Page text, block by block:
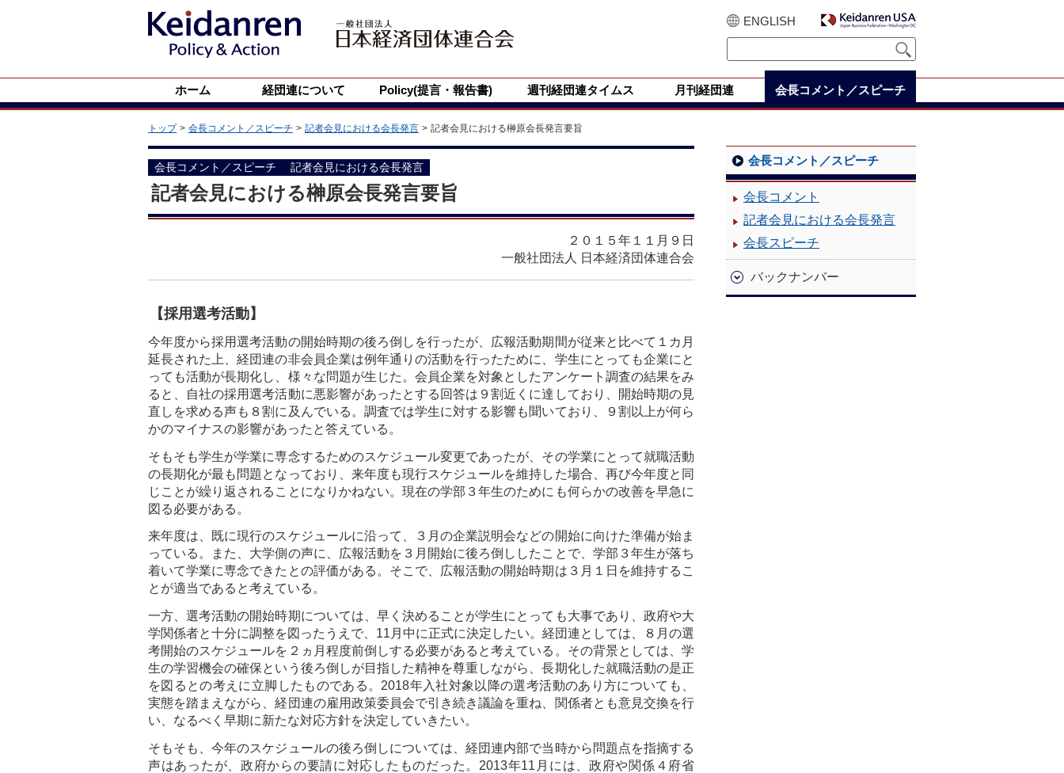
ENGLISH
ホーム 経団連について Policy(提言・報告書) 週刊経団連タイムス 月刊経団連 会長コメント／スピーチ
トップ 会長コメント／スピーチ 記者会見における会長発言 記者会見における榊原会長発言要旨
会長コメント／スピーチ 記者会見における会長発言
記者会見における榊原会長発言要旨
２０１５年１１月９日
一般社団法人 日本経済団体連合会
【採用選考活動】
今年度から採用選考活動の開始時期の後ろ倒しを行ったが、広報活動期間が従来と比べて１カ月
延長された上、経団連の非会員企業は例年通りの活動を行ったために、学生にとっても企業にと
っても活動が長期化し、様々な問題が生じた。会員企業を対象としたアンケート調査の結果をみ
ると、自社の採用選考活動に悪影響があったとする回答は９割近くに達しており、開始時期の見
直しを求める声も８割に及んでいる。調査では学生に対する影響も聞いており、９割以上が何ら
かのマイナスの影響があったと答えている。
そもそも学生が学業に専念するためのスケジュール変更であったが、その学業にとって就職活動
の長期化が最も問題となっており、来年度も現行スケジュールを維持した場合、再び今年度と同
じことが繰り返されることになりかねない。現在の学部３年生のためにも何らかの改善を早急に
図る必要がある。
来年度は、既に現行のスケジュールに沿って、３月の企業説明会などの開始に向けた準備が始ま
っている。また、大学側の声に、広報活動を３月開始に後ろ倒ししたことで、学部３年生が落ち
着いて学業に専念できたとの評価がある。そこで、広報活動の開始時期は３月１日を維持するこ
とが適当であると考えている。
一方、選考活動の開始時期については、早く決めることが学生にとっても大事であり、政府や大
学関係者と十分に調整を図ったうえで、11月中に正式に決定したい。経団連としては、８月の選
考開始のスケジュールを２ヵ月程度前倒しする必要があると考えている。その背景としては、学
生の学習機会の確保という後ろ倒しが目指した精神を尊重しながら、長期化した就職活動の是正
を図るとの考えに立脚したものである。2018年入社対象以降の選考活動のあり方についても、
実態を踏まえながら、経団連の雇用政策委員会で引き続き議論を重ね、関係者とも意見交換を行
い、なるべく早期に新たな対応方針を決定していきたい。
そもそも、今年のスケジュールの後ろ倒しについては、経団連内部で当時から問題点を指摘する
声はあったが、政府からの要請に対応したものだった。2013年11月には、政府や関係４府省
会長コメント／スピーチ
会長コメント
記者会見における会長発言
会長スピーチ
バックナンバー